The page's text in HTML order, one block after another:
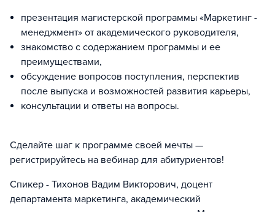
презентация магистерской программы «Маркетинг -
менеджмент» от академического руководителя,
знакомство с содержанием программы и ее
преимуществами,
обсуждение вопросов поступления, перспектив
после выпуска и возможностей развития карьеры,
консультации и ответы на вопросы.
Сделайте шаг к программе своей мечты —
регистрируйтесь на вебинар для абитуриентов!
Спикер - Тихонов Вадим Викторович, доцент
департамента маркетинга, академический